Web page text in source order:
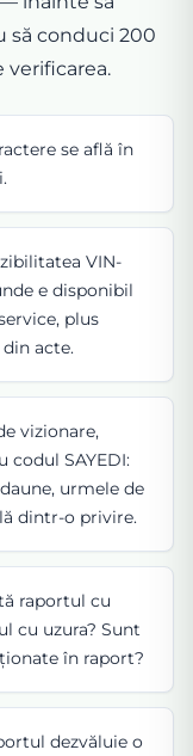
să conduci 200
verificarea.
se află în
VIN-
e disponibil
plus
acte.
vizionare,
codul SAYEDI:
urmele de
dintr-o privire.
raportul cu
cu uzura? Sunt
în raport?
dezvăluie o